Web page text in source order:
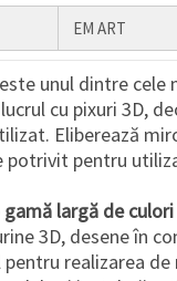
EM ART
este unul dintre cele
cu pixuri 3D,
Eliberează
potrivit pentru
largă de culori
3D, desene în
realizarea